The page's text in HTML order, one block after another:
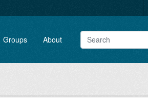
Groups About